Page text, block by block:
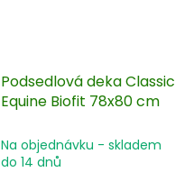
Podsedlová deka Classic
Equine Biofit 78x80 cm
Na objednávku - skladem
do 14 dnů